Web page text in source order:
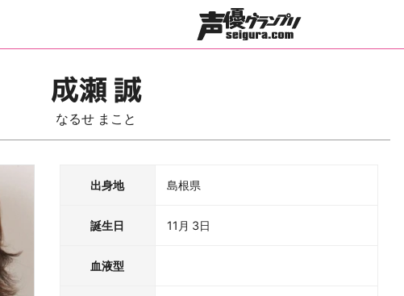
成瀬 誠
なるせ まこと
出身地 島根県
誕生日 11月 3日
血液型